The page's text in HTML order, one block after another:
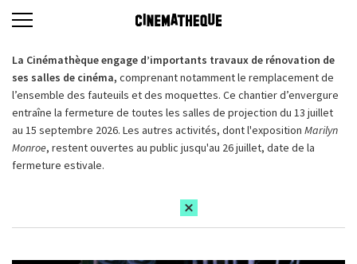
La Cinémathèque engage d’importants travaux de rénovation de
ses salles de cinéma, comprenant notamment le remplacement de
l’ensemble des fauteuils et des moquettes. Ce chantier d’envergure
entraîne la fermeture de toutes les salles de projection du 13 juillet
au 15 septembre 2026. Les autres activités, dont l'exposition Marilyn
Monroe, restent ouvertes au public jusqu'au 26 juillet, date de la
fermeture estivale.